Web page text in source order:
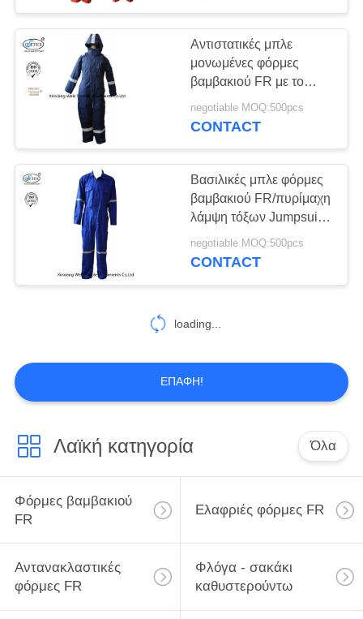
ανακλαστήρων και
μετάλλων
Αντιστατικές μπλε
μονωμένες φόρμες
βαμβακιού FR με το
χειμώνα 300gsm
κουκουλών
negotiable MOQ:500pcs
CONTACT
Βασιλικές μπλε φόρμες
βαμβακιού FR/πυρίμαχη
λάμψη τόξων Jumpsuit
ανθεκτική
προστατευτικές
negotiable MOQ:500pcs
CONTACT
loading...
ΕΠΑΦΉ!
Λαϊκή κατηγορία Όλα
Φόρμες βαμβακιού
FR
Ελαφριές φόρμες FR
Αντανακλαστικές
φόρμες FR
Φλόγα - σακάκι
καθυστερούντω